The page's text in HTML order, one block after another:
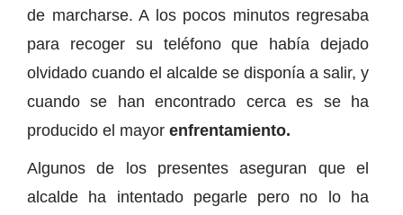
de marcharse. A los pocos minutos regresaba
para recoger su teléfono que había dejado
olvidado cuando el alcalde se disponía a salir, y
cuando se han encontrado cerca es se ha
producido el mayor enfrentamiento.
Algunos de los presentes aseguran que el
alcalde ha intentado pegarle pero no lo ha